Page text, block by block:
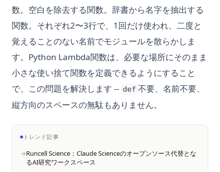
数。空白を除去する関数。辞書から名字を抽出する
関数。それぞれ2〜3行で、1回だけ使われ、二度と
覚えることのない名前でモジュールを散らかしま
す。Python Lambda関数は、必要な場所にそのまま
小さな使い捨て関数を定義できるようにすること
で、この問題を解決します -- def 不要、名前不要、
縦方向のスペースの無駄もありません。
トレンド記事
Runcell Science：Claude Scienceのオープンソース代替とな
るAI研究ワークスペース